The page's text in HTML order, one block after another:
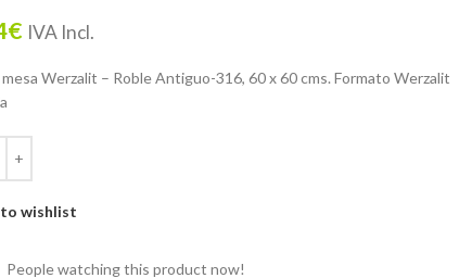
€ IVA Incl.
mesa Werzalit – Roble Antiguo-316, 60 x 60 cms. Formato Werzalit
wishlist
People watching this product now!